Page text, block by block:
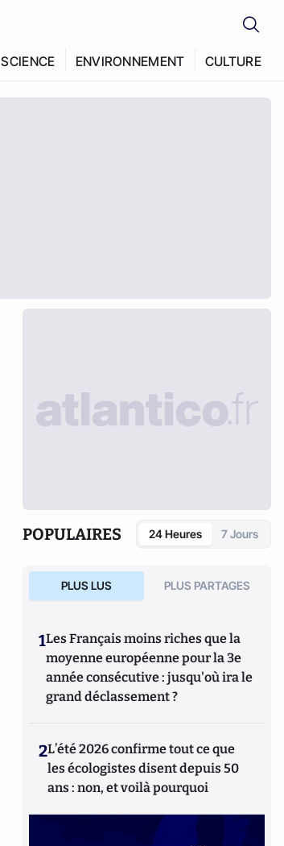
SCIENCE ENVIRONNEMENT CULTURE
POPULAIRES 24 Heures 7 Jours
PLUS LUS PLUS PARTAGES
1Les Français moins riches que la
moyenne européenne pour la 3e
année consécutive : jusqu'où ira le
grand déclassement ?
2L’été 2026 confirme tout ce que
les écologistes disent depuis 50
ans : non, et voilà pourquoi